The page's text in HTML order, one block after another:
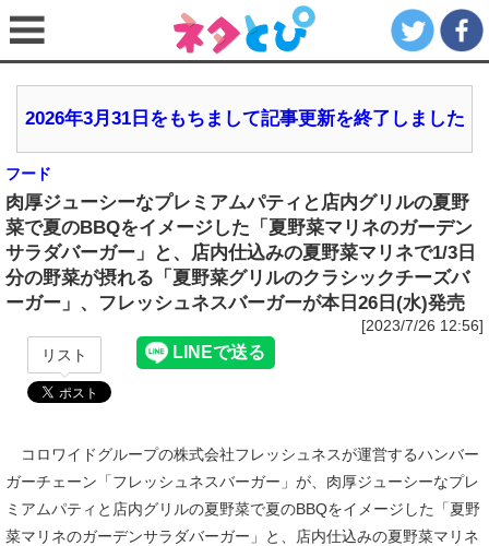
2026年3月31日をもちまして記事更新を終了しました
フード
肉厚ジューシーなプレミアムパティと店内グリルの夏野
菜で夏のBBQをイメージした「夏野菜マリネのガーデン
サラダバーガー」と、店内仕込みの夏野菜マリネで1/3日
分の野菜が摂れる「夏野菜グリルのクラシックチーズバ
ーガー」、フレッシュネスバーガーが本日26日(水)発売
[2023/7/26 12:56]
リスト
コロワイドグループの株式会社フレッシュネスが運営するハンバー
ガーチェーン「フレッシュネスバーガー」が、肉厚ジューシーなプレ
ミアムパティと店内グリルの夏野菜で夏のBBQをイメージした「夏野
菜マリネのガーデンサラダバーガー」と、店内仕込みの夏野菜マリネ